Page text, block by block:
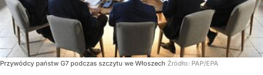
Przywódcy państw G7 podczas szczytu we Włoszech Źródło: PAP/EPA